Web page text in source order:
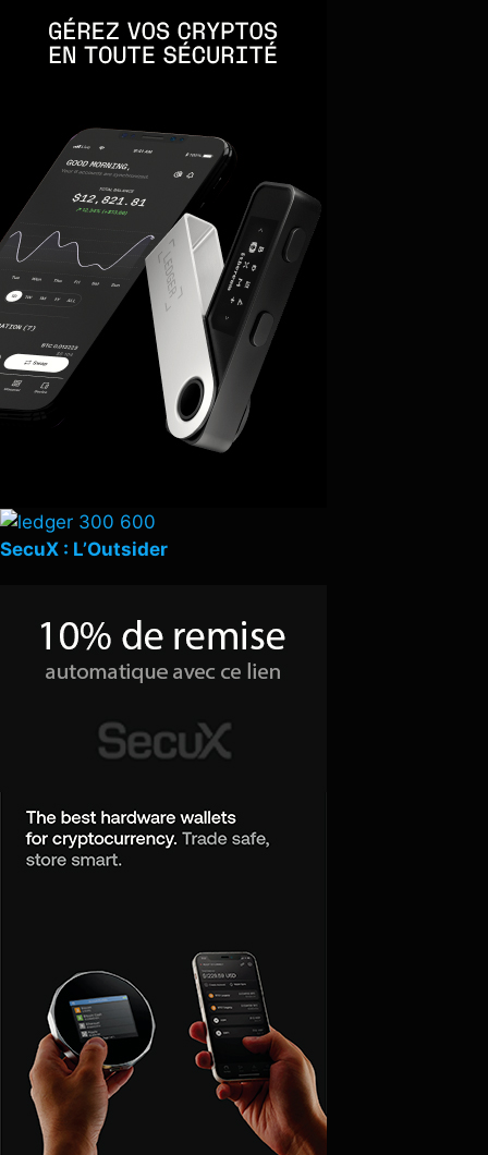
SecuX : L’Outsider